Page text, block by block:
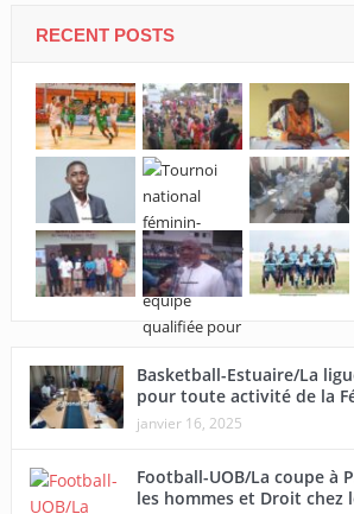
RECENT POSTS
Basketball-Estuaire/La
pour toute activité de la
janvier 16, 2025
Football-UOB/La coupe à
les hommes et Droit chez